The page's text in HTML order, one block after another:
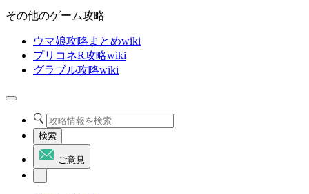
その他のゲーム攻略
ウマ娘攻略まとめwiki
プリコネR攻略wiki
グラブル攻略wiki
検索
ご意見